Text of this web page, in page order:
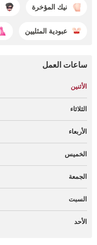
نيك المؤخرة
عبودية المثليين
ساعات العمل
الأثنين
الثلاثاء
الأربعاء
الخميس
الجمعة
السبت
الأحد